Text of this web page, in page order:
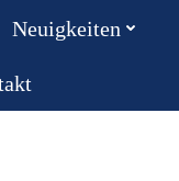
Neuigkeiten